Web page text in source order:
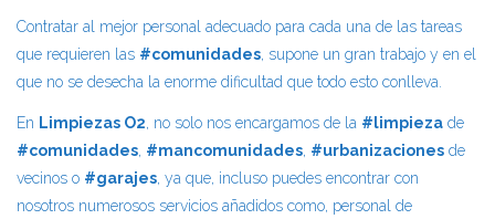
Contratar al mejor personal adecuado para cada una de las tareas
que requieren las #comunidades, supone un gran trabajo y en el
que no se desecha la enorme dificultad que todo esto conlleva.
En Limpiezas O2, no solo nos encargamos de la #limpieza de
#comunidades, #mancomunidades, #urbanizaciones de
vecinos o #garajes, ya que, incluso puedes encontrar con
nosotros numerosos servicios añadidos como, personal de